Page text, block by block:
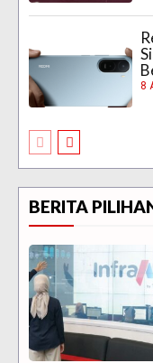
8
BERITA